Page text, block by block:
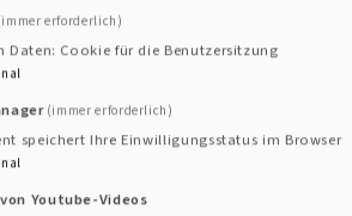
Wernberg-Köblitz
erforderlich)
Daten: Cookie für die Benutzersitzung
(immer erforderlich)
speichert Ihre Einwilligungsstatus im Browser
Youtube-Videos